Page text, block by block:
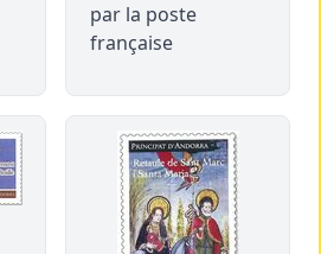
par la poste
française